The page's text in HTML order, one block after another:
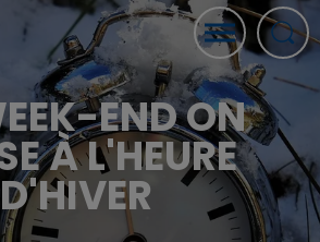
END ON
À L'HEURE
D'HIVER